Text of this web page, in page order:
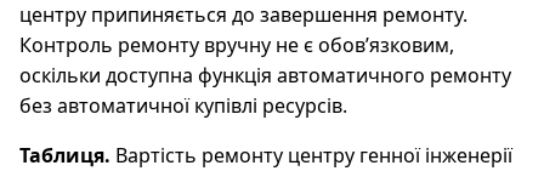
центру припиняється до завершення ремонту.
Контроль ремонту вручну не є обов’язковим,
оскільки доступна функція автоматичного ремонту
без автоматичної купівлі ресурсів.
Таблиця. Вартість ремонту центру генної інженерії